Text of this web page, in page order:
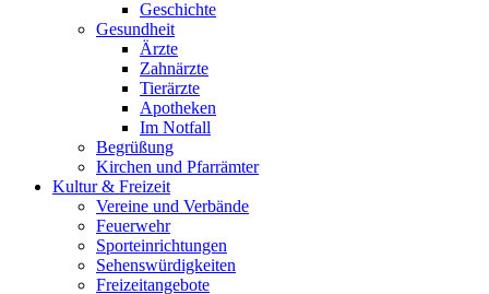
Geschichte
Gesundheit
Ärzte
Zahnärzte
Tierärzte
Apotheken
Im Notfall
Begrüßung
Kirchen und Pfarrämter
Kultur & Freizeit
Vereine und Verbände
Feuerwehr
Sporteinrichtungen
Sehenswürdigkeiten
Freizeitangebote